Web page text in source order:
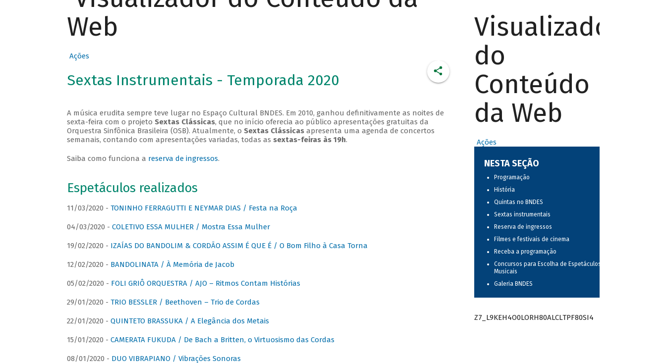
Web
Ações
Sextas Instrumentais - Temporada 2020
A música erudita sempre teve lugar no Espaço Cultural BNDES. Em 2010, ganhou definitivamente as noites de
sexta-feira com o projeto Sextas Clássicas, que no início oferecia ao público apresentações gratuitas da
Orquestra Sinfônica Brasileira (OSB). Atualmente, o Sextas Clássicasapresenta uma agenda de concertos
semanais, contando com apresentações variadas, todas as sextas-feiras às 19h.
Saiba como funciona a reserva de ingressos.
Espetáculos realizados
11/03/2020 - TONINHO FERRAGUTTI E NEYMAR DIAS / Festa na Roça
04/03/2020 - COLETIVO ESSA MULHER / Mostra Essa Mulher
19/02/2020 - IZAÍAS DO BANDOLIM & CORDÃO ASSIM É QUE É / O Bom Filho à Casa Torna
12/02/2020 - BANDOLINATA / À Memória de Jacob
05/02/2020 - FOLI GRIÔ ORQUESTRA / AJO – Ritmos Contam Histórias
29/01/2020 - TRIO BESSLER / Beethoven – Trio de Cordas
22/01/2020 - QUINTETO BRASSUKA / A Elegância dos Metais
15/01/2020 - CAMERATA FUKUDA / De Bach a Britten, o Virtuosismo das Cordas
08/01/2020 - DUO VIBRAPIANO / Vibrações Sonoras
Visualizador
do
Conteúdo
da Web
Ações
NESTA SEÇÃO
Programação
História
Quintas no BNDES
Sextas instrumentais
Reserva de ingressos
Filmes e festivais de cinema
Receba a programação
Concursos para Escolha de Espetáculos
Musicais
Galeria BNDES
Z7_L9KEH4O0LORH80ALCLTPF80SI4